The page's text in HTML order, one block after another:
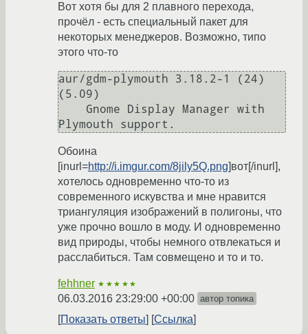
Вот хотя бы для 2 плавного перехода,
прочёл - есть специальный пакет для
некоторых менеджеров. Возможно, типо
этого что-то
aur/gdm-plymouth 3.18.2-1 (24)
(5.09)
Plymouth support.
Обоина
[inurl=http://i.imgur.com/8jily5Q.png]вот[/inurl],
хотелось одновременно что-то из
современного искувства и мне нравится
триангуляция изображений в полигоны, что
уже прочно вошло в моду. И одновременно
вид природы, чтобы немного отвлекаться и
расслабиться. Там совмещено и то и то.
fehhner ★★★★★
06.03.2016 23:29:00 +00:00 автор топика
Показать ответы Ссылка